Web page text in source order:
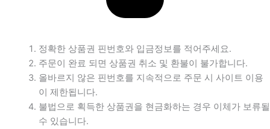
정확한 상품권 핀번호와 입금정보를 적어주세요.
주문이 완료 되면 상품권 취소 및 환불이 불가합니다.
올바르지 않은 핀번호를 지속적으로 주문 시 사이트 이용
이 제한됩니다.
불법으로 획득한 상품권을 현금화하는 경우 이체가 보류될
수 있습니다.